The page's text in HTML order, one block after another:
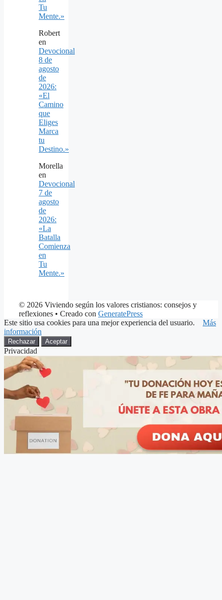
Tu
Mente.»
Robert
en
Devocional
8 de
agosto
de
2026:
«El
Camino
que
Eliges
Marca
tu
Destino.»
Morella
en
Devocional
7 de
agosto
de
2026:
«La
Batalla
Comienza
en
Tu
Mente.»
© 2026 Viviendo según los valores cristianos: consejos y
reflexiones • Creado con GeneratePress
Este sitio usa cookies para una mejor experiencia del usuario. Más
información
Rechazar Aceptar
Privacidad